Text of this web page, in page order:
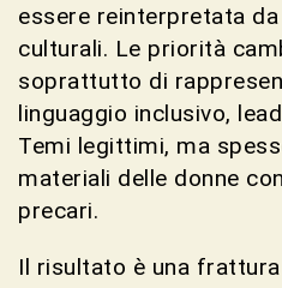
essere reinterpretata
culturali. Le priorità
soprattutto di
linguaggio inclusivo,
Temi legittimi, ma
materiali delle donne
precari.
Il risultato è una